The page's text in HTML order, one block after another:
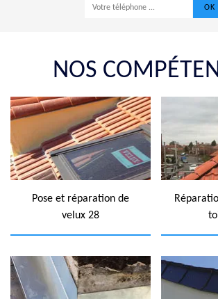
NOS
Pose et réparation de
velux 28